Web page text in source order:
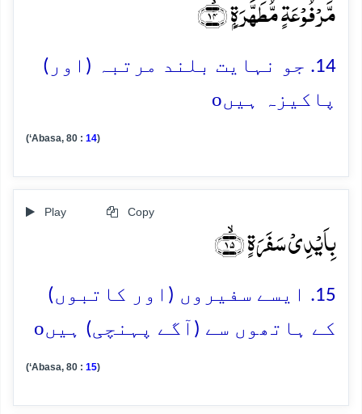
مَّرۡفُوۡعَۃٍ مُّطَہَّرَۃٍۭ ﴿ۙ۱۴﴾
14. جو نہایت بلند مرتبہ (اور)
پاکیزہ ہیںo
(‘Abasa, 80 : 14)
Play Copy
بِاَیۡدِیۡ سَفَرَۃٍ ﴿ۙ۱۵﴾
15. ایسے سفیروں (اور کاتبوں)
کے ہاتھوں سے (آگے پہنچی) ہیںo
(‘Abasa, 80 : 15)